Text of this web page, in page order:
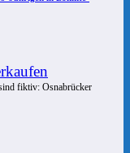
fiktiv: Osnabrücker